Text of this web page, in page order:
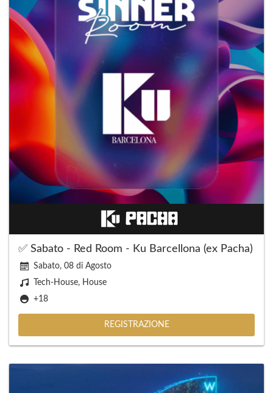
✅ Sabato - Red Room - Ku Barcellona (ex Pacha)
Sabato, 08 di Agosto
Tech-House, House
+18
REGISTRAZIONE